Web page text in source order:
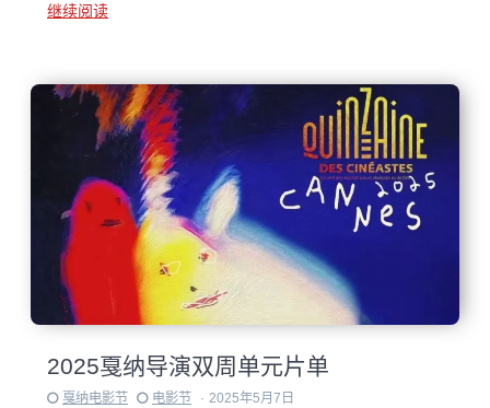
继续阅读
2025戛纳导演双周单元片单
戛纳电影节 电影节 · 2025年5月7日